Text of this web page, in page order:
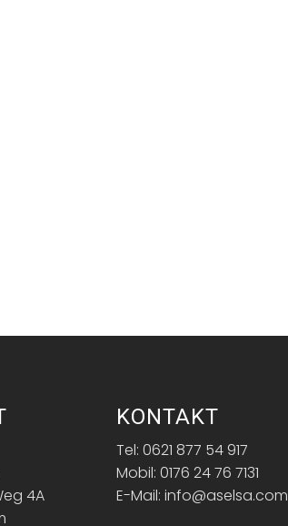
4A
KONTAKT
Tel: 0621 877 54 917
Mobil: 0176 24 76 7131
E-Mail: info@aselsa.com